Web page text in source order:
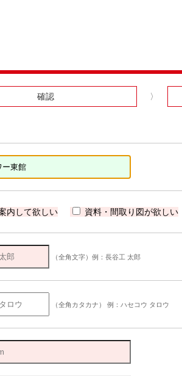
確認
内して欲しい 資料・間取り図が欲しい
（全角文字）例：長谷工 太郎
（全角カタカナ） 例：ハセコウ タロウ